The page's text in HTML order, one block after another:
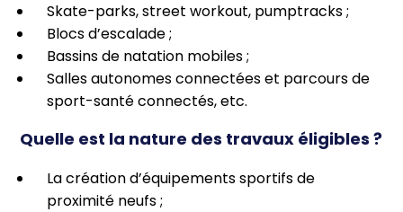
Skate-parks, street workout, pumptracks ;
Blocs d’escalade ;
Bassins de natation mobiles ;
Salles autonomes connectées et parcours de
sport-santé connectés, etc.
Quelle est la nature des travaux éligibles ?
La création d’équipements sportifs de
proximité neufs ;